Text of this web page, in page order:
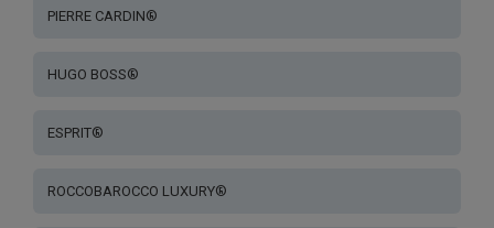
PIERRE CARDIN®
HUGO BOSS®
ESPRIT®
ROCCOBAROCCO LUXURY®